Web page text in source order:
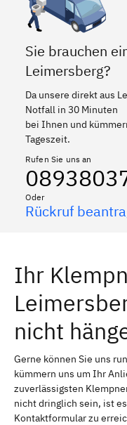
Sie brauchen
Leimersberg?
Da unsere direkt aus
Notfall in 30 Minuten
bei Ihnen und
Tageszeit.
Rufen Sie uns an
Oder
Rückruf
Ihr
nicht
Gerne können Sie uns
kümmern uns um Ihr
zuverlässigsten
nicht dringlich sein, ist
Kontaktformular zu